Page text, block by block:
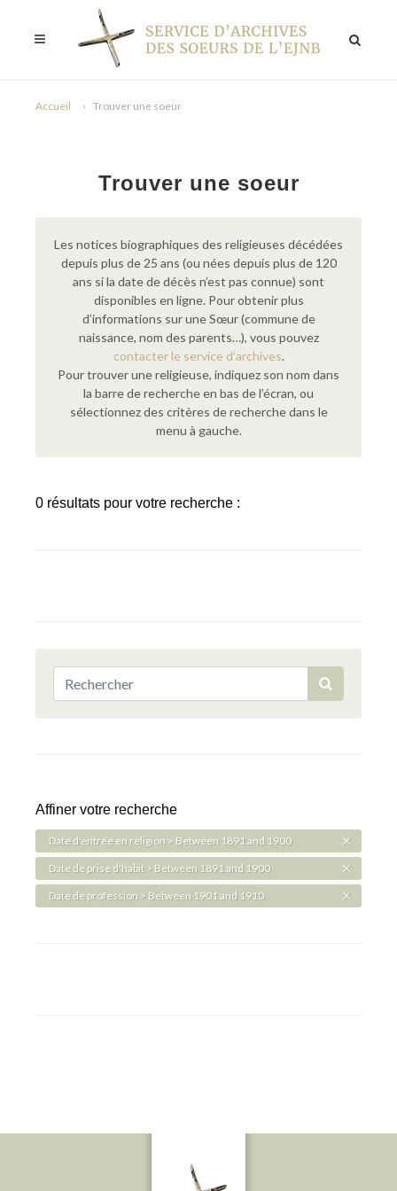
Accueil Trouver une soeur
Trouver une soeur
Les notices biographiques des religieuses décédées
depuis plus de 25 ans (ou nées depuis plus de 120
ans si la date de décès n’est pas connue) sont
disponibles en ligne. Pour obtenir plus
d’informations sur une Sœur (commune de
naissance, nom des parents…), vous pouvez
contacter le service d’archives.
Pour trouver une religieuse, indiquez son nom dans
la barre de recherche en bas de l’écran, ou
sélectionnez des critères de recherche dans le
menu à gauche.
0 résultats pour votre recherche :
Affiner votre recherche
Date d'entrée en religion > Between 1891 and 1900
Date de prise d'habit > Between 1891 and 1900
Date de profession > Between 1901 and 1910